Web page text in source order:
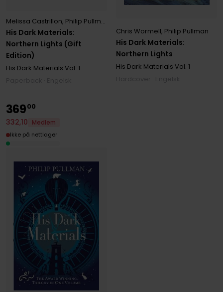
His Dark Materials:
Northern Lights (Gift
Edition)
Melissa Castrillon, Philip Pullman
His Dark Materials Vol. 1
His Dark Materials:
Northern Lights
Chris Wormell, Philip Pullman
His Dark Materials Vol. 1
36900
332,10
Medlem
Ikke på nettlager